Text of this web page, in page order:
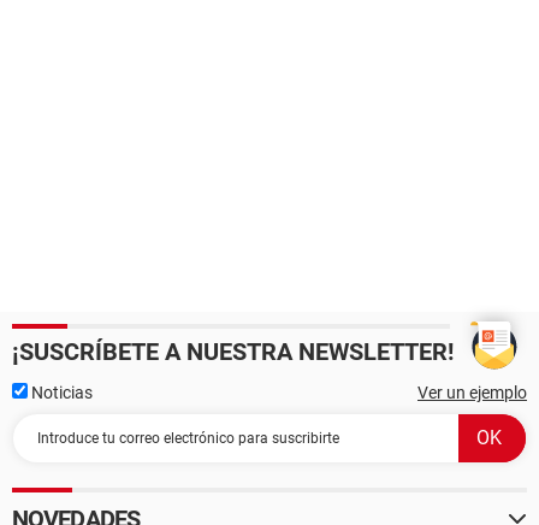
¡SUSCRÍBETE A NUESTRA NEWSLETTER!
Noticias Ver un ejemplo
NOVEDADES